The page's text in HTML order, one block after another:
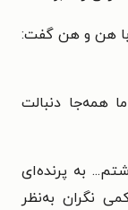
با هن و هن گفت:
همه‌جا دنبالت
به پرنده‌ای
نگران به‌نظر